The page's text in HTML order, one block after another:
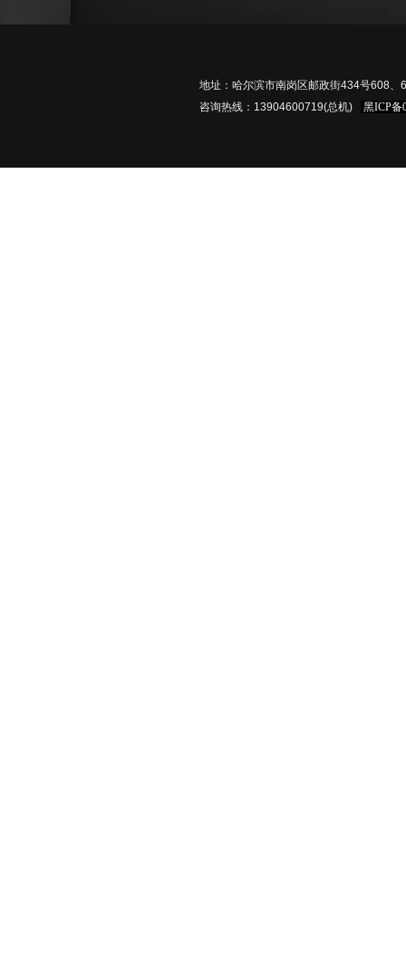
地址：哈尔滨市南岗区邮政街434号608、
咨询热线：13904600719(总机)
黑ICP备